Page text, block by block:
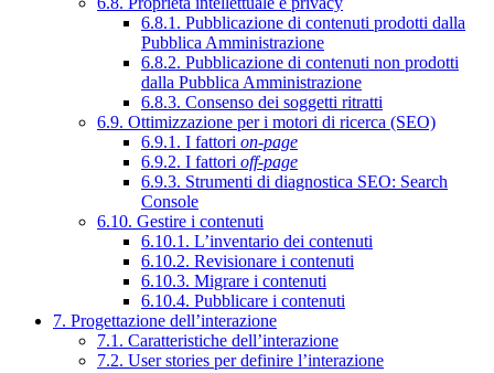
6.8.1. Pubblicazione di contenuti prodotti dalla
Pubblica Amministrazione
6.8.2. Pubblicazione di contenuti non prodotti
dalla Pubblica Amministrazione
6.8.3. Consenso dei soggetti ritratti
6.9. Ottimizzazione per i motori di ricerca (SEO)
6.9.1. I fattori on-page
6.9.2. I fattori off-page
6.9.3. Strumenti di diagnostica SEO: Search
Console
6.10. Gestire i contenuti
6.10.1. L’inventario dei contenuti
6.10.2. Revisionare i contenuti
6.10.3. Migrare i contenuti
6.10.4. Pubblicare i contenuti
7. Progettazione dell’interazione
7.1. Caratteristiche dell’interazione
7.2. User stories per definire l’interazione